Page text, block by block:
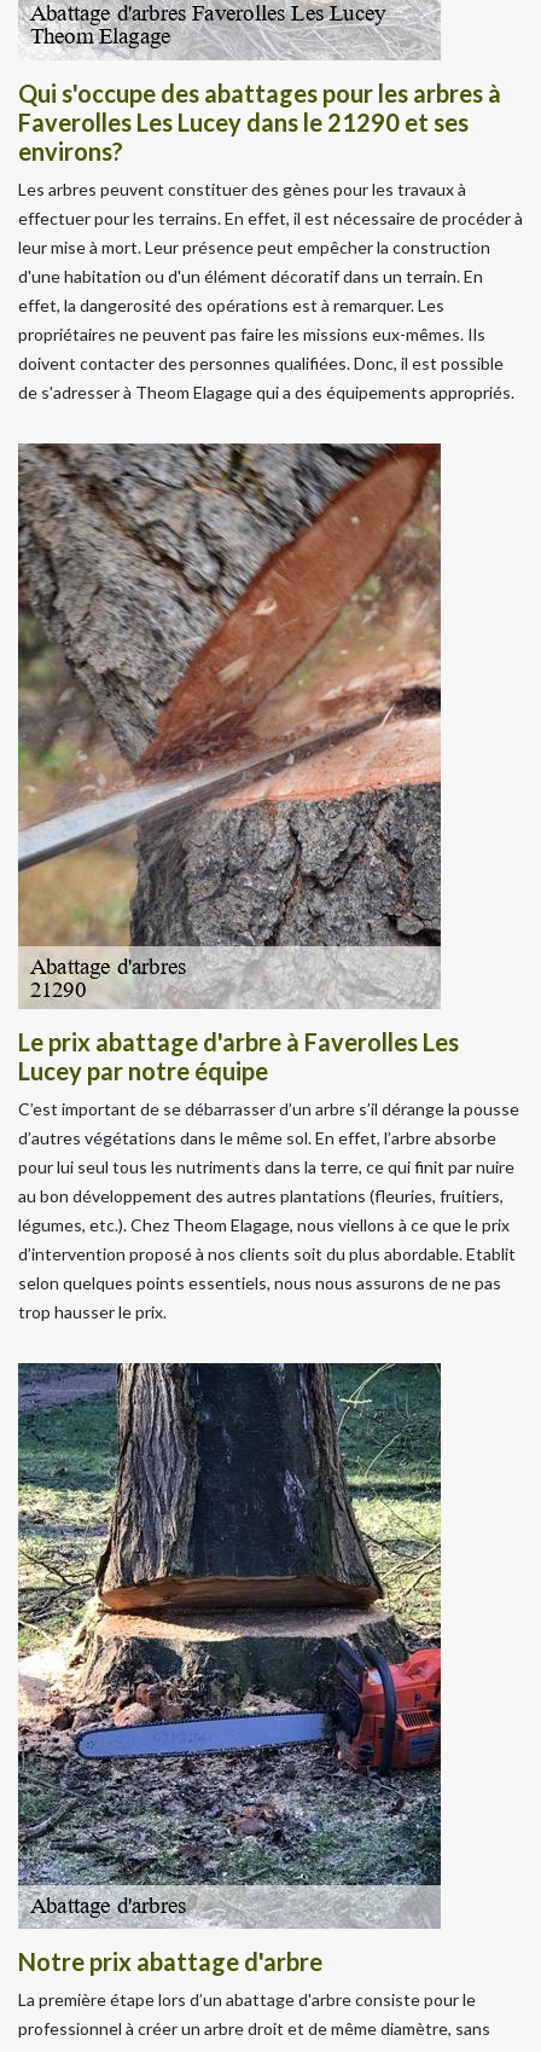
Qui s'occupe des abattages pour les arbres à
Faverolles Les Lucey dans le 21290 et ses
environs?
Les arbres peuvent constituer des gènes pour les travaux à
effectuer pour les terrains. En effet, il est nécessaire de procéder à
leur mise à mort. Leur présence peut empêcher la construction
d'une habitation ou d'un élément décoratif dans un terrain. En
effet, la dangerosité des opérations est à remarquer. Les
propriétaires ne peuvent pas faire les missions eux-mêmes. Ils
doivent contacter des personnes qualifiées. Donc, il est possible
de s'adresser à Theom Elagage qui a des équipements appropriés.
Le prix abattage d'arbre à Faverolles Les
Lucey par notre équipe
C’est important de se débarrasser d’un arbre s’il dérange la pousse
d’autres végétations dans le même sol. En effet, l’arbre absorbe
pour lui seul tous les nutriments dans la terre, ce qui finit par nuire
au bon développement des autres plantations (fleuries, fruitiers,
légumes, etc.). Chez Theom Elagage, nous viellons à ce que le prix
d’intervention proposé à nos clients soit du plus abordable. Etablit
selon quelques points essentiels, nous nous assurons de ne pas
trop hausser le prix.
Notre prix abattage d'arbre
La première étape lors d’un abattage d'arbre consiste pour le
professionnel à créer un arbre droit et de même diamètre, sans